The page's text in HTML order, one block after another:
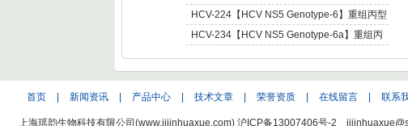
C Virus NS5 enotype-4
肝炎病毒NS5,基因型5 -Recombinant Hepatitis
C Virus NS5 enotype-5
HCV-224【HCV NS5 Genotype-6】重组丙型
肝炎病毒NS5,基因型6 -Recombinant Hepatitis
HCV-234【HCV NS5 Genotype-6a】重组丙
Hepatitis C Virus NS5 enotype-6a
首页 新闻资讯 产品中心 技术文章 荣誉资质 在线留言 联系
上海瑶韵生物科技有限公司(www.jijinhuaxue.com) 沪ICP备13007406号-2